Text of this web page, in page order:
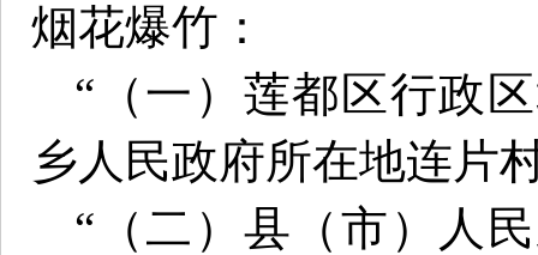
烟花爆竹：
“（一）莲都区行政
乡人民政府所在地连片
“（二）县（市）人